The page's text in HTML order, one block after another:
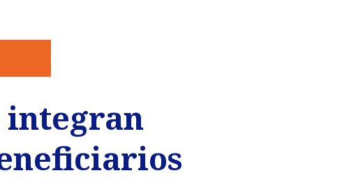
integran